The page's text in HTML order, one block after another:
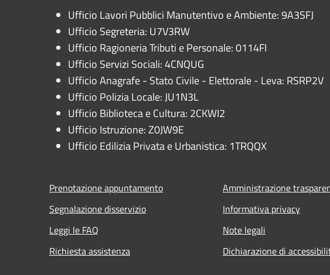
Ufficio Lavori Pubblici Manutentivo e Ambiente: 9A3SFJ
Ufficio Segreteria: U7V3RW
Ufficio Ragioneria Tributi e Personale: 0114FI
Ufficio Servizi Sociali: 4CNQUG
Ufficio Anagrafe - Stato Civile - Elettorale - Leva: RSRP2V
Ufficio Polizia Locale: JU1N3L
Ufficio Biblioteca e Cultura: 2CKWI2
Ufficio Istruzione: Z0JW9E
Ufficio Edilizia Privata e Urbanistica: 1TRQQX
Prenotazione appuntamento
Segnalazione disservizio
Leggi le FAQ
Richiesta assistenza
Amministrazione
Informativa privacy
Note legali
Dichiarazione di